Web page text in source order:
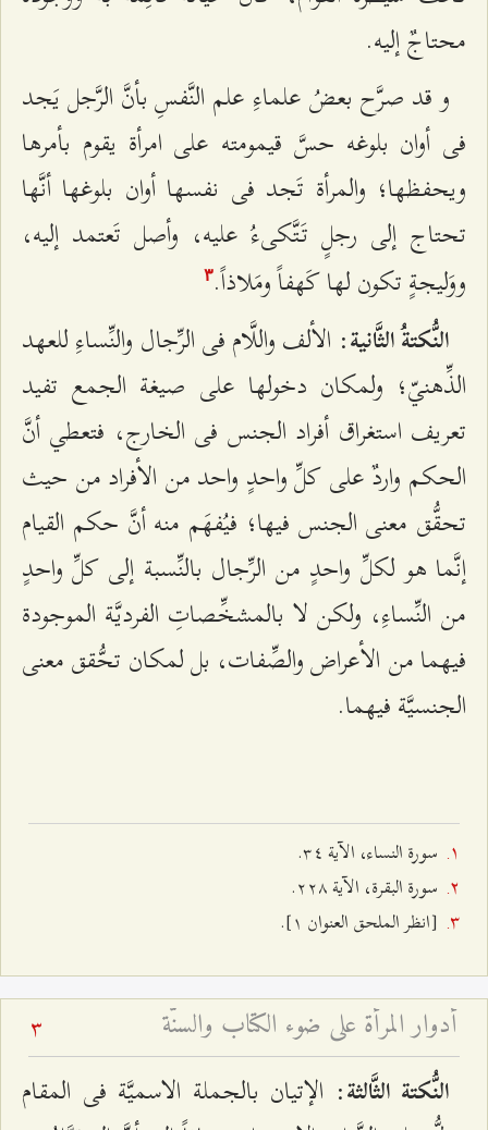
محتاجٌ إليه.
و قد صرَّح بعضُ علماءِ علم النَّفسِ بأنَّ الرَّجل يَجد
فى أوان بلوغه حسَّ قيمومته على امرأة يقوم بأمرها
ويحفظها؛ والمرأة تَجد فى نفسها أوان بلوغها أنَّها
تحتاج إلى رجلٍ تَتَّكى‌ءُ عليه، وأصل تَعتمد إليه،
ووَليجةٍ تكون لها كَهفاً ومَلاذاً.٣
النُّكتةُ الثَّانية: الألف واللَّام فى الرِّجال والنِّساءِ للعهد
الذِّهنيّ؛ ولمكان دخولها على صيغة الجمع تفيد
تعريف استغراق أفراد الجنس فى الخارج، فتعطي أنَّ
الحكم واردٌ على كلِّ واحدٍ واحد من الأفراد من حيث
تحقُّق معنى الجنس فيها؛ فيُفهَم منه أنَّ حكم القيام
إنَّما هو لكلِّ واحدٍ من الرِّجال بالنِّسبة إلى كلِّ واحدٍ
من النِّساءِ، ولكن لا بالمشخِّصاتِ الفرديَّة الموجودة
فيهما من الأعراض والصِّفات، بل لمكان تحُّقق معنى
الجنسيَّة فيهما.
سورة النساء، الآية ٣٤.
سورة البقرة، الآية ٢٢۸.
[انظر الملحق العنوان ۱].
أدوار المرأة على ضوء الكتاب والسنّة 3
النُّكتة الثَّالثة: الإتيان بالجملة الاسميَّة فى المقام